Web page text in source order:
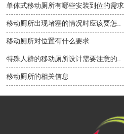
单体式移动厕所有哪些安装到位的需求
移动厕所出现堵塞的情况时应该要怎..
移动厕所对位置有什么要求
特殊人群的移动厕所设计需要注意的..
移动厕所的相关信息